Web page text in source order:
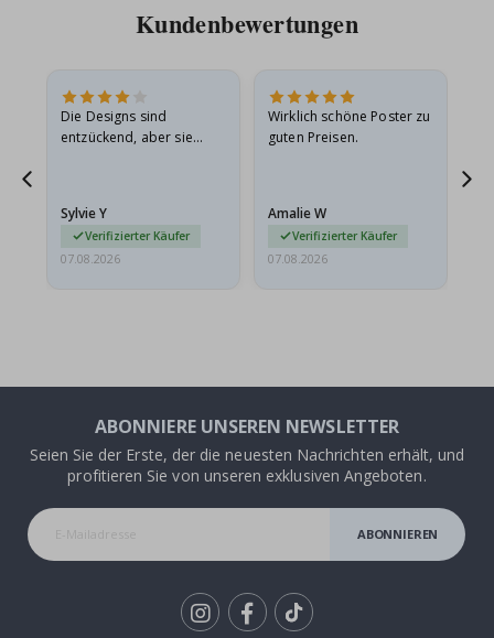
Kundenbewertungen
Die Designs sind
entzückend, aber sie
sie…
Sylvie Y
Verifizierter Käufer
07.08.2026
Wirklich schöne Poster zu
guten Preisen.
Amalie W
Verifizierter Käufer
07.08.2026
ABONNIERE UNSEREN NEWSLETTER
Seien Sie der Erste, der die neuesten Nachrichten erhält, und
profitieren Sie von unseren exklusiven Angeboten.
ABONNIEREN